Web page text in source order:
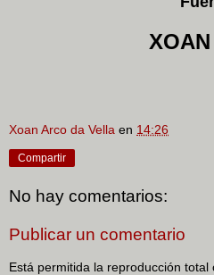
Xoan Arco da Vella en 14:26
Compartir
No hay comentarios:
Publicar un comentario
Está permitida la reproducción total